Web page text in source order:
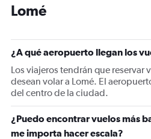
chart
1
Y
displaying
values.
Range:
0
to
4500.
Lomé
¿A qué aeropuerto llegan los
Los viajeros tendrán que reservar
desean volar a Lomé. El
del centro de la ciudad.
¿Puedo encontrar vuelos más
me importa hacer escala?